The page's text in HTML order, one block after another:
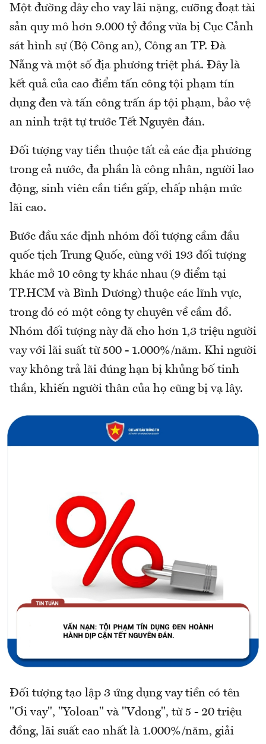
Một đường dây cho vay lãi nặng, cưỡng đoạt tài
sản quy mô hơn 9.000 tỷ đồng vừa bị Cục Cảnh
sát hình sự (Bộ Công an), Công an TP. Đà
Nẵng và một số địa phương triệt phá. Đây là
kết quả của cao điểm tấn công tội phạm tín
dụng đen và tấn công trấn áp tội phạm, bảo vệ
an ninh trật tự trước Tết Nguyên đán.
Đối tượng vay tiền thuộc tất cả các địa phương
trong cả nước, đa phần là công nhân, người lao
động, sinh viên cần tiền gấp, chấp nhận mức
lãi cao.
Bước đầu xác định nhóm đối tượng cầm đầu
quốc tịch Trung Quốc, cùng với 193 đối tượng
khác mở 10 công ty khác nhau (9 điểm tại
TP.HCM và Bình Dương) thuộc các lĩnh vực,
trong đó có một công ty chuyên về cầm đồ.
Nhóm đối tượng này đã cho hơn 1,3 triệu người
vay với lãi suất từ 500 - 1.000%/năm. Khi người
vay không trả lãi đúng hạn bị khủng bố tinh
thần, khiến người thân của họ cũng bị vạ lây.
Đối tượng tạo lập 3 ứng dụng vay tiền có tên
"Ơi vay", "Yoloan" và "Vdong", từ 5 - 20 triệu
đồng, lãi suất cao nhất là 1.000%/năm, giải